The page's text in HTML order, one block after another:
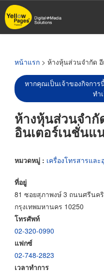
ข้าม
ไป
หน้าแรก > ห้างหุ้นส่วนจำกัด
หากคุณเป็นเจ้าของกิจกา
ทำ
ห้างหุ้นส่วนจำกั
อินเตอร์เนชั่นแ
หมวดหมู่ : เครื่องโทรสารแล
ที่อยู่
81 ซอยสุภาพงษ์ 3 ถนนศรีนค
กรุงเทพมหานคร 10250
โทรศัพท์
02-320-0990
แฟกซ์
02-748-2823
เวลาทำการ